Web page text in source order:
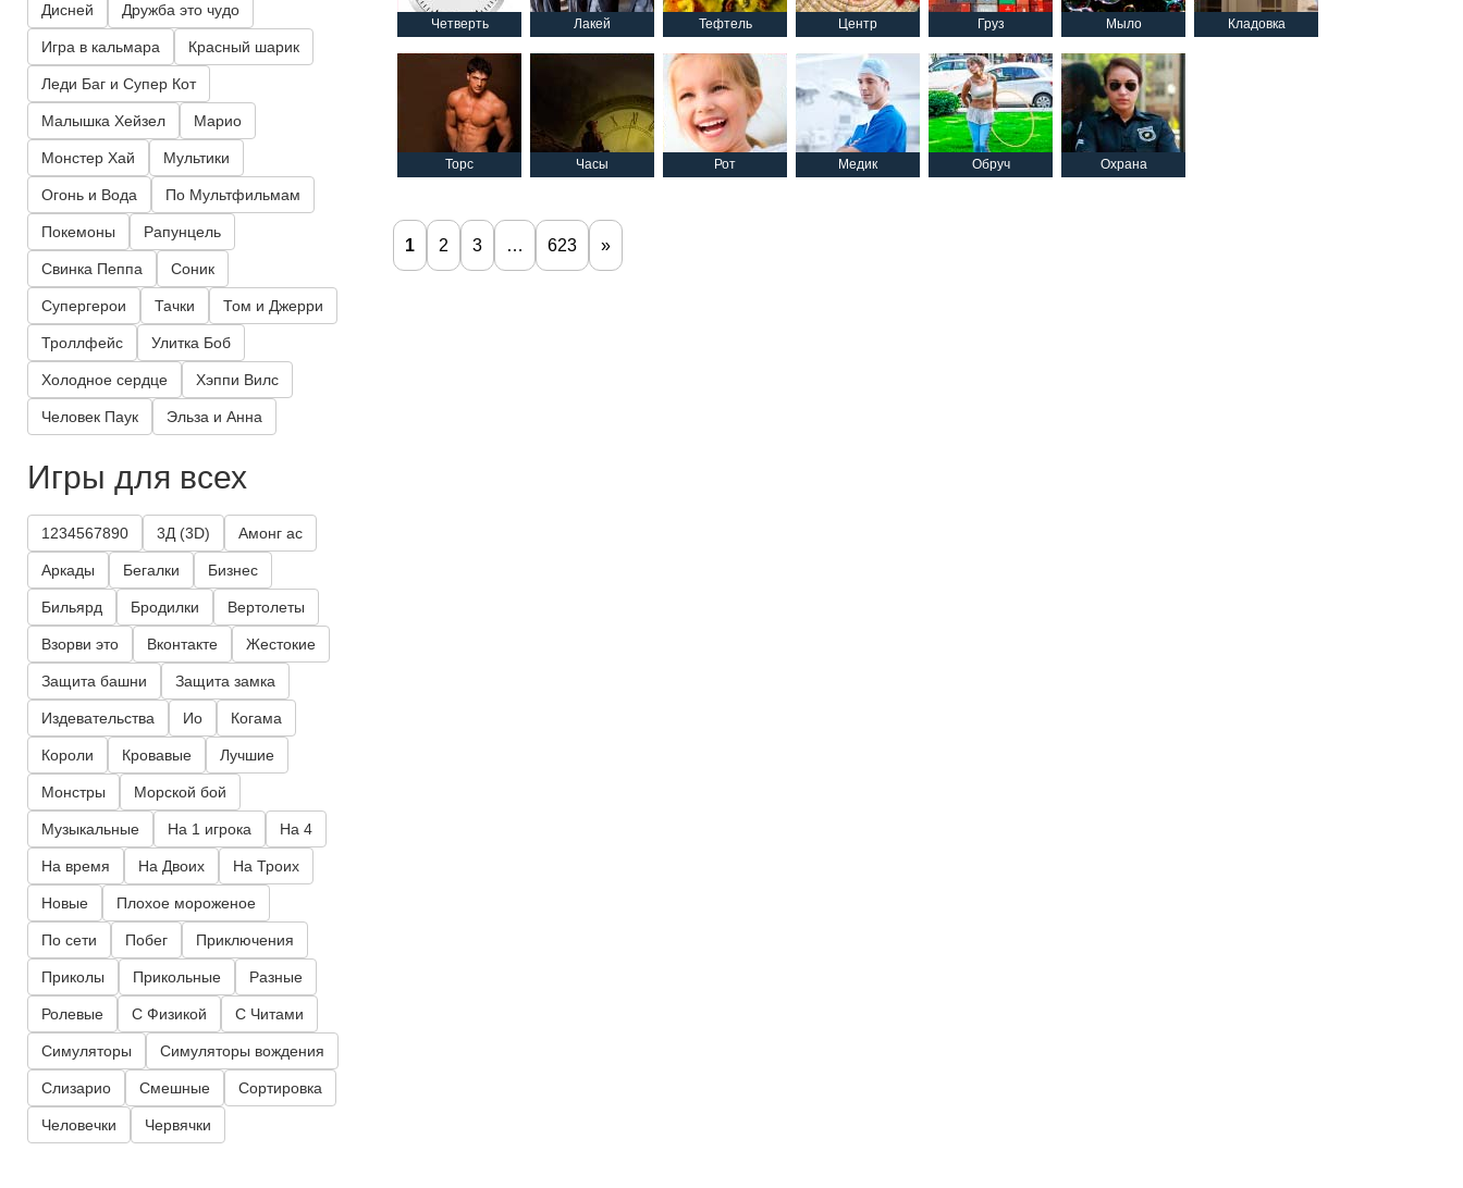
Четверть Лакей Тефтель Центр Груз Мыло Кладовка
Торс Часы Рот Медик Обруч Охрана
1 2 3 … 623 »
Дисней Дружба это чудо
Игра в кальмара Красный шарик
Леди Баг и Супер Кот
Малышка Хейзел Марио
Монстер Хай Мультики
Огонь и Вода По Мультфильмам
Покемоны Рапунцель
Свинка Пеппа Соник
Супергерои Тачки Том и Джерри
Троллфейс Улитка Боб
Холодное сердце Хэппи Вилс
Человек Паук Эльза и Анна
Игры для всех
1234567890 3Д (3D) Амонг ас
Аркады Бегалки Бизнес
Бильярд Бродилки Вертолеты
Взорви это Вконтакте Жестокие
Защита башни Защита замка
Издевательства Ио Когама
Короли Кровавые Лучшие
Монстры Морской бой
Музыкальные На 1 игрока На 4
На время На Двоих На Троих
Новые Плохое мороженое
По сети Побег Приключения
Приколы Прикольные Разные
Ролевые С Физикой С Читами
Симуляторы Симуляторы вождения
Слизарио Смешные Сортировка
Человечки Червячки